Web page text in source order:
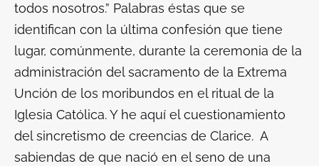
todos nosotros.” Palabras éstas que se
identifican con la última confesión que tiene
lugar, comúnmente, durante la ceremonia de la
administración del sacramento de la Extrema
Unción de los moribundos en el ritual de la
Iglesia Católica. Y he aquí el cuestionamiento
del sincretismo de creencias de Clarice. A
sabiendas de que nació en el seno de una